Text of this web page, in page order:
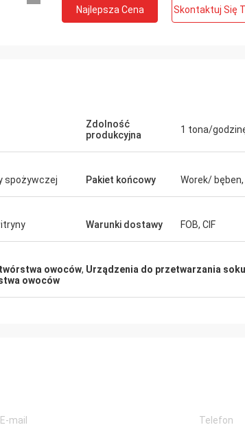
Najlepsza Cena Skontaktuj Się
Zdolność
produkcyjna
1 tona/
spożywczej Pakiet końcowy Worek/
Warunki dostawy FOB, CIF
owoców, Urządzenia do przetwarzania
owoców